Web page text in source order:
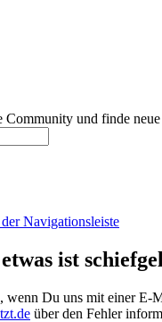
Community und finde
Navigationsleiste
ist
wenn Du uns mit einer E-
über den Fehler